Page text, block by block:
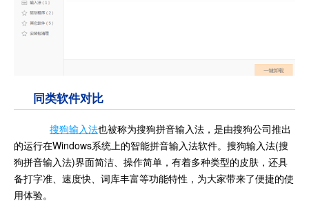
同类软件对比
搜狗输入法也被称为搜狗拼音输入法，是由搜狗公司推出
的运行在Windows系统上的智能拼音输入法软件。搜狗输入法(搜
狗拼音输入法)界面简洁、操作简单，有着多种类型的皮肤，还具
备打字准、速度快、词库丰富等功能特性，为大家带来了便捷的使
用体验。